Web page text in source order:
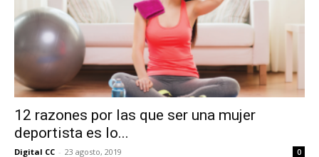
12 razones por las que ser una mujer
deportista es lo...
Digital CC - 23 agosto, 2019 0